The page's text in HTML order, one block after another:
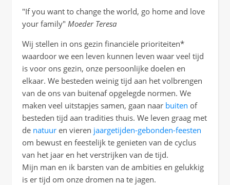
"If you want to change the world, go home and love
your family" Moeder Teresa
Wij stellen in ons gezin financiële prioriteiten*
waardoor we een leven kunnen leven waar veel tijd
is voor ons gezin, onze persoonlijke doelen en
elkaar. We besteden weinig tijd aan het volbrengen
van de ons van buitenaf opgelegde normen. We
maken veel uitstapjes samen, gaan naar buiten of
besteden tijd aan tradities thuis. We leven graag met
de natuur en vieren jaargetijden-gebonden-feesten
om bewust en feestelijk te genieten van de cyclus
van het jaar en het verstrijken van de tijd.
Mijn man en ik barsten van de ambities en gelukkig
is er tijd om onze dromen na te jagen.